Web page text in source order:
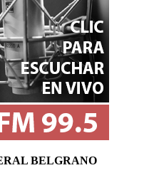
BELGRANO